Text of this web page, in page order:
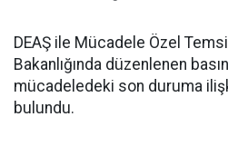
DEAŞ ile Mücadele Özel
Bakanlığında düzenlenen
mücadeledeki son duruma
bulundu.